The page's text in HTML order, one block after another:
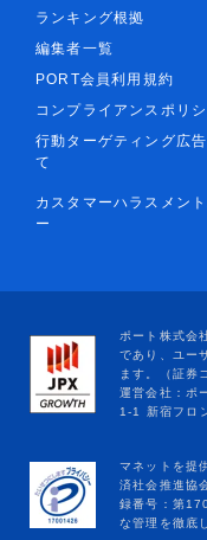
ランキング根拠
編集者一覧
PORT会員利用規約
コンプライアンスポリ
行動ターゲティング広
て
カスタマーハラスメン
ー